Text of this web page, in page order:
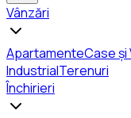
Vânzări
ApartamenteCase și
IndustrialTerenuri
Închirieri